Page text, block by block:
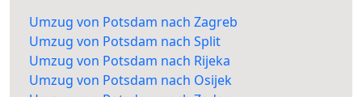
Umzug von Potsdam nach Zagreb
Umzug von Potsdam nach Split
Umzug von Potsdam nach Rijeka
Umzug von Potsdam nach Osijek